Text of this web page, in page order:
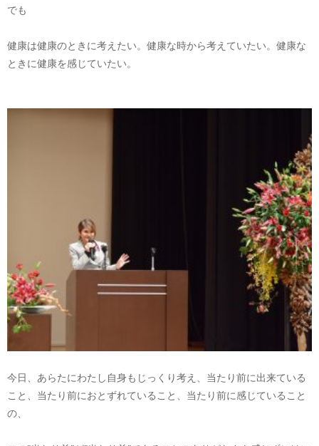
でも
健康は健康のときに考えたい。健康な時から考えていたい。健康な
ときに健康を感じていたい。
今日、あらたにわたし自身もじっくり考え、当たり前に出来ている
こと、当たり前におとずれていること、当たり前に感じていること
の、